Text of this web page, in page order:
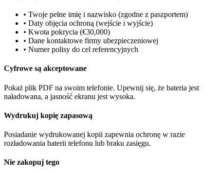
• Twoje pełne imię i nazwisko (zgodne z paszportem)
• Daty objęcia ochroną (wejście i wyjście)
• Kwota pokrycia (€30,000)
• Dane kontaktowe firmy ubezpieczeniowej
• Numer polisy do cel referencyjnych
Cyfrowe są akceptowane
Pokaż plik PDF na swoim telefonie. Upewnij się, że bateria jest
naładowana, a jasność ekranu jest wysoka.
Wydrukuj kopię zapasową
Posiadanie wydrukowanej kopii zapewnia ochronę w razie
rozładowania baterii telefonu lub braku zasięgu.
Nie zakopuj tego